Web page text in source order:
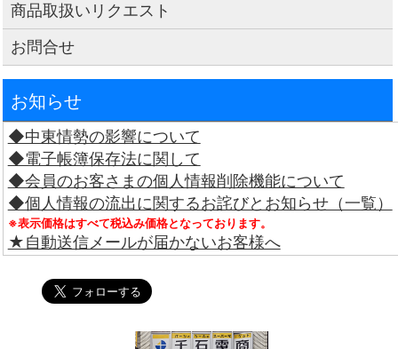
商品取扱いリクエスト
お問合せ
お知らせ
◆中東情勢の影響について
◆電子帳簿保存法に関して
◆会員のお客さまの個人情報削除機能について
◆個人情報の流出に関するお詫びとお知らせ（一覧）
※表示価格はすべて税込み価格となっております。
★自動送信メールが届かないお客様へ